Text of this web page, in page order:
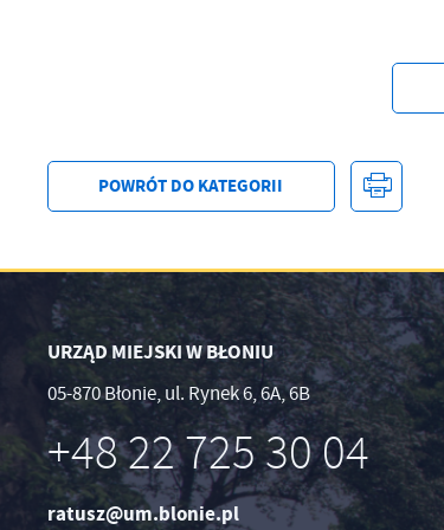
POWRÓT DO KATEGORII
URZĄD MIEJSKI W BŁONIU
05-870 Błonie, ul. Rynek 6, 6A, 6B
+48 22 725 30 04
ratusz@um.blonie.pl